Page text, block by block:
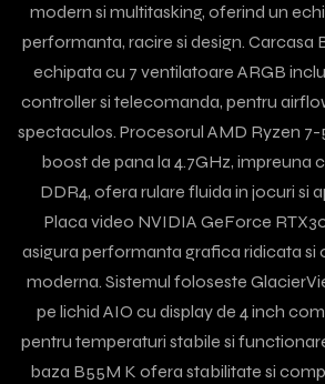
modern si multitasking, oferind un
performanta, racire si design. Carcasa
echipata cu 7 ventilatoare ARGB
controller si telecomanda, pentru
spectaculos. Procesorul AMD Ryzen
boost de pana la 4.7GHz, impreuna
DDR4, ofera rulare fluida in jocuri si
Placa video NVIDIA GeForce
asigura performanta grafica ridicata si
moderna. Sistemul foloseste
pe lichid AIO cu display de 4 inch
pentru temperaturi stabile si
baza B55M K ofera stabilitate si